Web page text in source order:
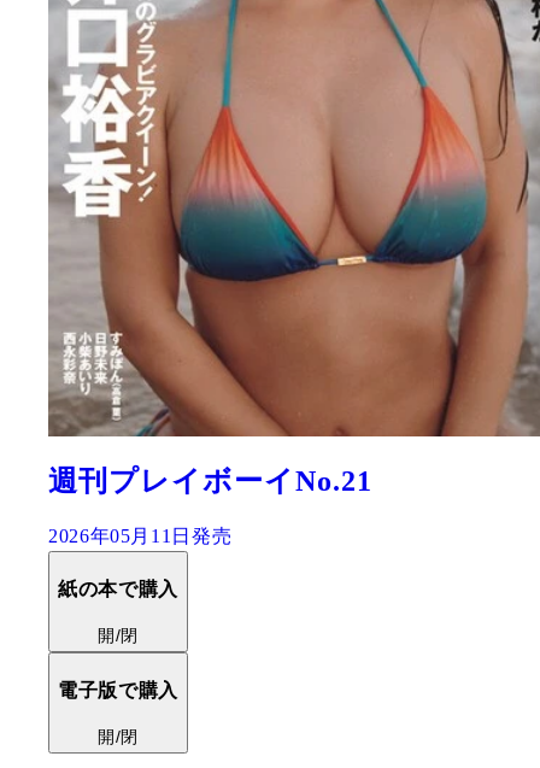
週刊プレイボーイNo.21
2026年05月11日発売
紙の本で購入
開/閉
電子版で購入
開/閉